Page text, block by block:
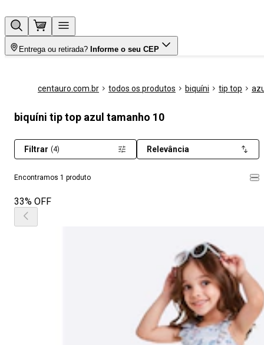
Entrega ou retirada? Informe o seu CEP
centauro.com.br todos os produtos biquíni tip top
biquíni tip top azul tamanho 10
Encontramos 1 produto
Filtrar (4) Relevância
33% OFF